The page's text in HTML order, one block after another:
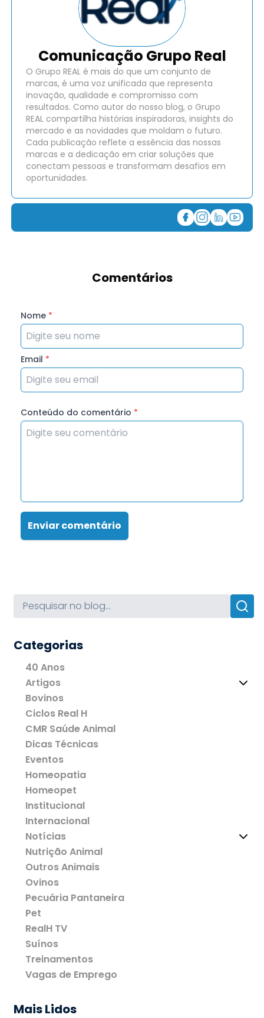
Comunicação Grupo Real
O Grupo REAL é mais do que um conjunto de
marcas, é uma voz unificada que representa
inovação, qualidade e compromisso com
resultados. Como autor do nosso blog, o Grupo
REAL compartilha histórias inspiradoras, insights do
mercado e as novidades que moldam o futuro.
Cada publicação reflete a essência das nossas
marcas e a dedicação em criar soluções que
conectam pessoas e transformam desafios em
oportunidades.
Comentários
Nome *
Email *
Conteúdo do comentário *
Enviar comentário
Categorias
40 Anos
Artigos
Bovinos
Ciclos Real H
CMR Saúde Animal
Dicas Técnicas
Eventos
Homeopatia
Homeopet
Institucional
Internacional
Notícias
Nutrição Animal
Outros Animais
Ovinos
Pecuária Pantaneira
Pet
RealH TV
Suínos
Treinamentos
Vagas de Emprego
Mais Lidos